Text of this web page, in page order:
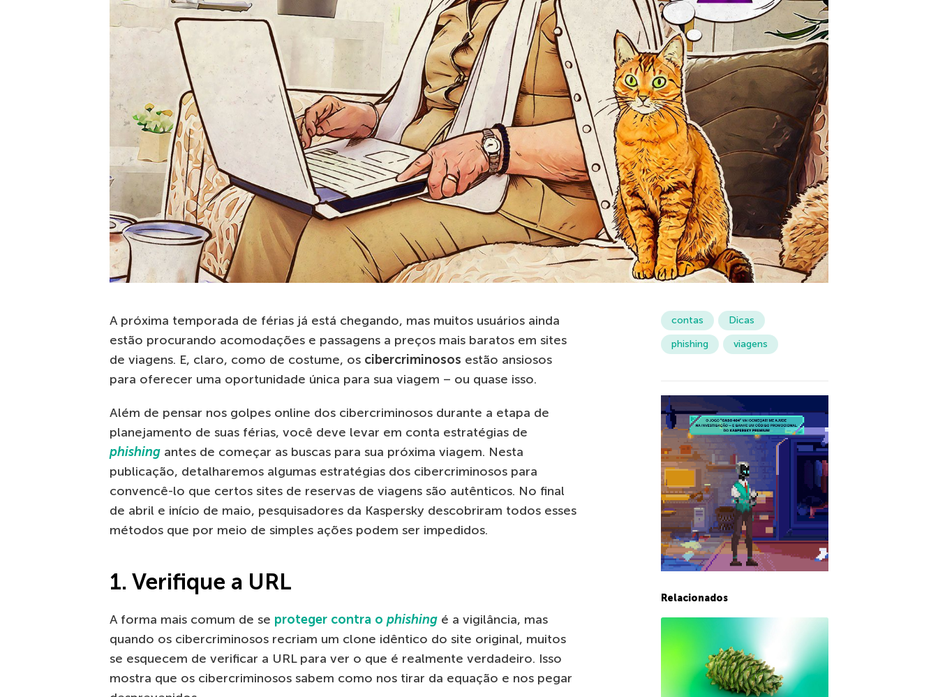
A próxima temporada de férias já está chegando, mas muitos usuários ainda
estão procurando acomodações e passagens a preços mais baratos em sites
de viagens. E, claro, como de costume, os cibercriminosos estão ansiosos
para oferecer uma oportunidade única para sua viagem – ou quase isso.
Além de pensar nos golpes online dos cibercriminosos durante a etapa de
planejamento de suas férias, você deve levar em conta estratégias de
phishing antes de começar as buscas para sua próxima viagem. Nesta
publicação, detalharemos algumas estratégias dos cibercriminosos para
convencê-lo que certos sites de reservas de viagens são autênticos. No final
de abril e início de maio, pesquisadores da Kaspersky descobriram todos esses
métodos que por meio de simples ações podem ser impedidos.
1. Verifique a URL
A forma mais comum de se proteger contra o phishing é a vigilância, mas
quando os cibercriminosos recriam um clone idêntico do site original, muitos
se esquecem de verificar a URL para ver o que é realmente verdadeiro. Isso
mostra que os cibercriminosos sabem como nos tirar da equação e nos pegar
contas
Dicas
phishing
viagens
Relacionados